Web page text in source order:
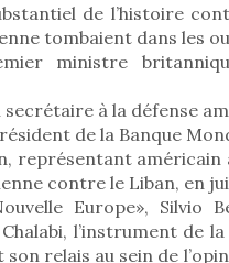
de l’histoire
tombaient dans les
ministre
secrétaire à la défense
de la Banque
représentant
contre le Liban, en
Europe», Silvio
Chalabi, l’instrument de
relais au sein de